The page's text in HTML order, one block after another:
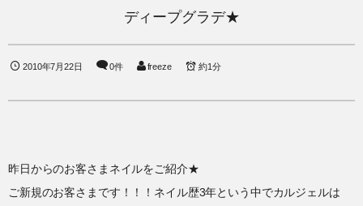
ディープグラデ★
2010年7月22日 0件 freeze 約1分
昨日からのお客さまネイルをご紹介★
ご新規のお客さまです！！！ネイル歴3年という中でカルジェルは